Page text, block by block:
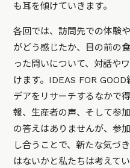
も耳を傾けていきます。
各回では、訪問先での体験
がどう感じたか、目の前の
った問いについて、対話や
けます。IDEAS FOR
デアをリサーチするなかで
報、生産者の声、そして参
の答えはありませんが、参
し合うことで、新たな気づ
はないかと私たちは考えてい